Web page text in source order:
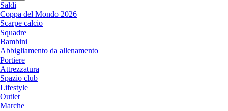
Saldi
Coppa del Mondo 2026
Scarpe calcio
Squadre
Bambini
Abbigliamento da allenamento
Portiere
Attrezzatura
Spazio club
Lifestyle
Outlet
Marche